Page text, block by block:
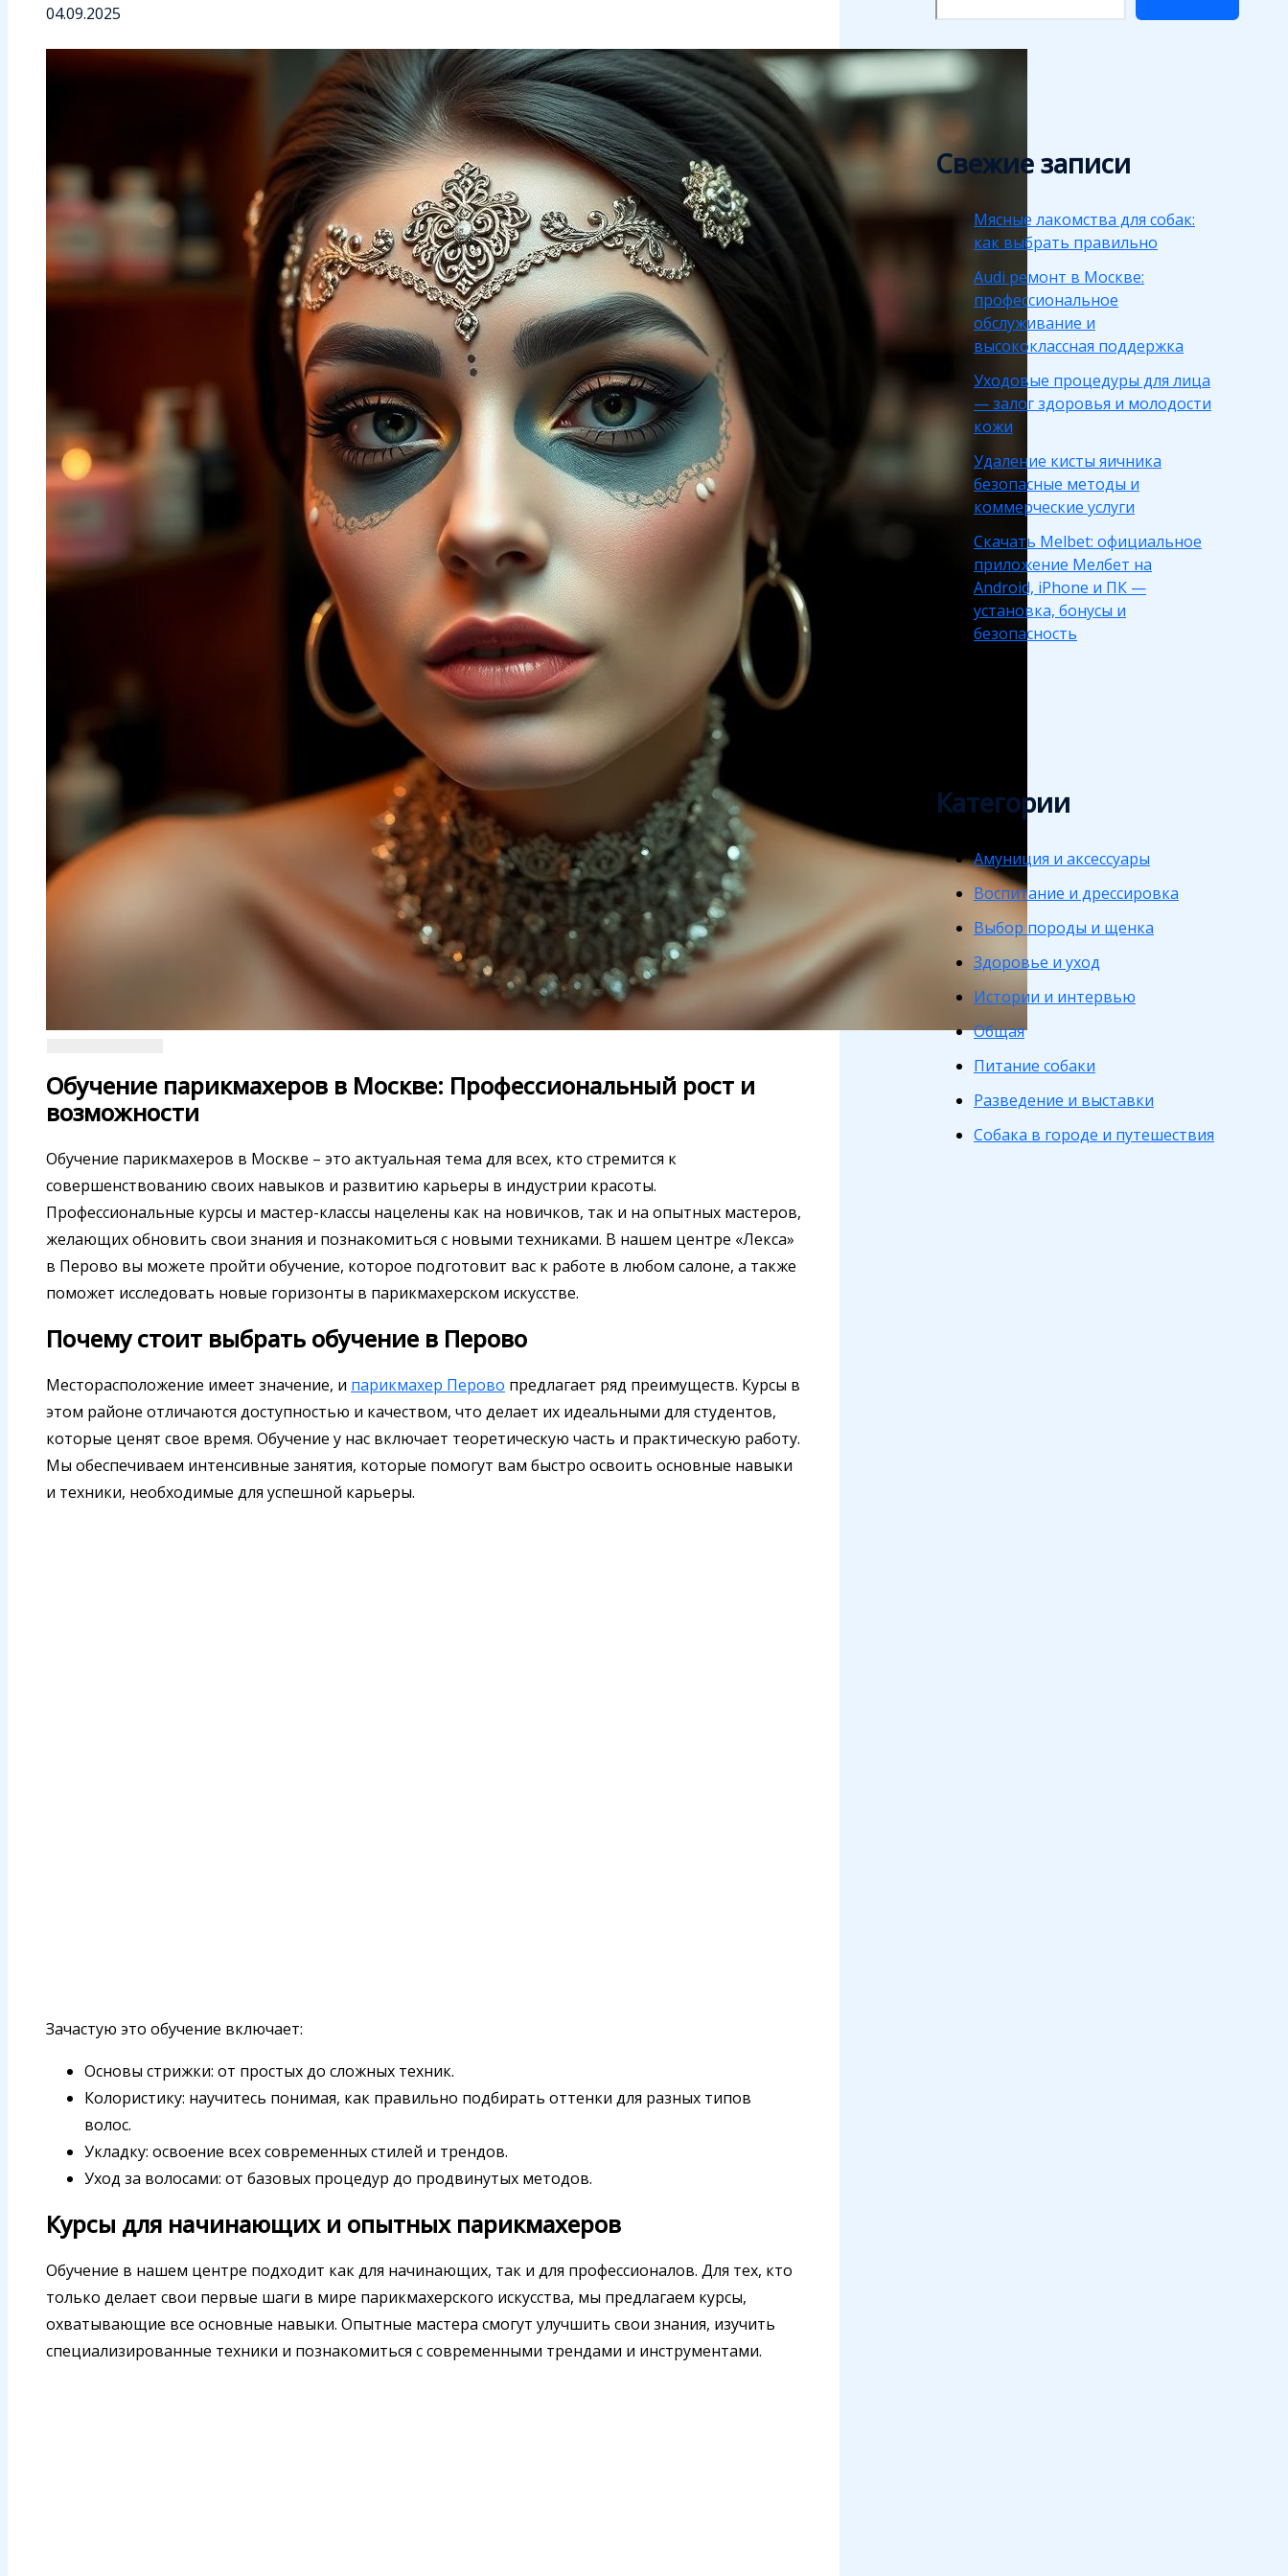
04.09.2025
Обучение парикмахеров в Москве: Профессиональный рост и
возможности
Обучение парикмахеров в Москве – это актуальная тема для всех, кто стремится к
совершенствованию своих навыков и развитию карьеры в индустрии красоты.
Профессиональные курсы и мастер-классы нацелены как на новичков, так и на опытных мастеров,
желающих обновить свои знания и познакомиться с новыми техниками. В нашем центре «Лекса»
в Перово вы можете пройти обучение, которое подготовит вас к работе в любом салоне, а также
поможет исследовать новые горизонты в парикмахерском искусстве.
Почему стоит выбрать обучение в Перово
Месторасположение имеет значение, и парикмахер Перово предлагает ряд преимуществ. Курсы в
этом районе отличаются доступностью и качеством, что делает их идеальными для студентов,
которые ценят свое время. Обучение у нас включает теоретическую часть и практическую работу.
Мы обеспечиваем интенсивные занятия, которые помогут вам быстро освоить основные навыки
и техники, необходимые для успешной карьеры.
Зачастую это обучение включает:
Основы стрижки: от простых до сложных техник.
Колористику: научитесь понимая, как правильно подбирать оттенки для разных типов
волос.
Укладку: освоение всех современных стилей и трендов.
Уход за волосами: от базовых процедур до продвинутых методов.
Курсы для начинающих и опытных парикмахеров
Обучение в нашем центре подходит как для начинающих, так и для профессионалов. Для тех, кто
только делает свои первые шаги в мире парикмахерского искусства, мы предлагаем курсы,
охватывающие все основные навыки. Опытные мастера смогут улучшить свои знания, изучить
специализированные техники и познакомиться с современными трендами и инструментами.
Свежие записи
Мясные лакомства для собак:
как выбрать правильно
Audi ремонт в Москве:
профессиональное
обслуживание и
высококлассная поддержка
Уходовые процедуры для лица
— залог здоровья и молодости
кожи
Удаление кисты яичника
безопасные методы и
коммерческие услуги
Скачать Melbet: официальное
приложение Мелбет на
Android, iPhone и ПК —
установка, бонусы и
безопасность
Категории
Амуниция и аксессуары
Воспитание и дрессировка
Выбор породы и щенка
Здоровье и уход
Истории и интервью
Общая
Питание собаки
Разведение и выставки
Собака в городе и путешествия